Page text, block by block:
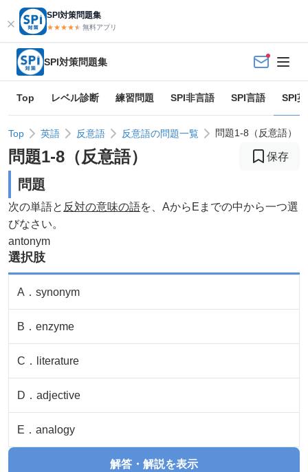
SPI対策問題集
★★★★★
★ 無料アプリ
SPI対策問題集
Top レベル診断 練習問題 SPI非言語 SPI言語 SPI
Top 英語 反意語 反意語の問題一覧 問題1-8（反意語）
問題1-8 （反意語） 保存
問題
次の単語と 反対の意味の語を、AからEまでの中から一つ選
びなさい。
antonym
選択肢
A ． synonym
B ． enzyme
C ． literature
D ． adjective
E ． analogy
解答・解説を表示